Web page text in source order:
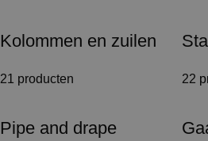
Kolommen en zuilen
21 producten 22
Pipe and drape